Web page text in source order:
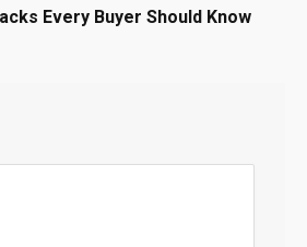
Every Buyer Should Know